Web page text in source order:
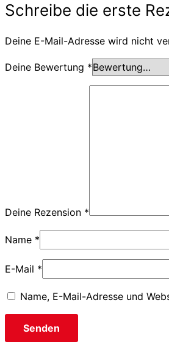
Schreibe die erste
Deine E-Mail-Adresse wird nicht
Deine Bewertung *
Deine Rezension *
Name *
E-Mail *
Name, E-Mail-Adresse und